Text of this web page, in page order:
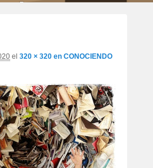
el 320 × 320 en CONOCIENDO